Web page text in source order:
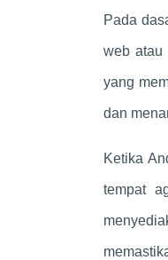
Pada
web atau
yang
dan
Ketika
tempat